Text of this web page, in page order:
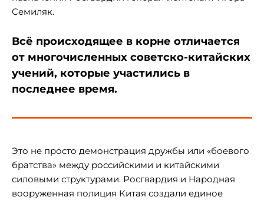
Семиляк.
Всё происходящее в корне отличается
от многочисленных советско-китайских
учений, которые участились в
последнее время.
Это не просто демонстрация дружбы или «боевого
братства» между российскими и китайскими
силовыми структурами. Росгвардия и Народная
вооруженная полиция Китая создали единое